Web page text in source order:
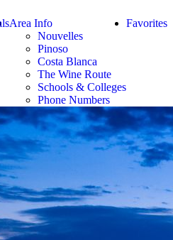
Favorites
Area Info
Nouvelles
Pinoso
Costa Blanca
The Wine Route
Schools & Colleges
Phone Numbers